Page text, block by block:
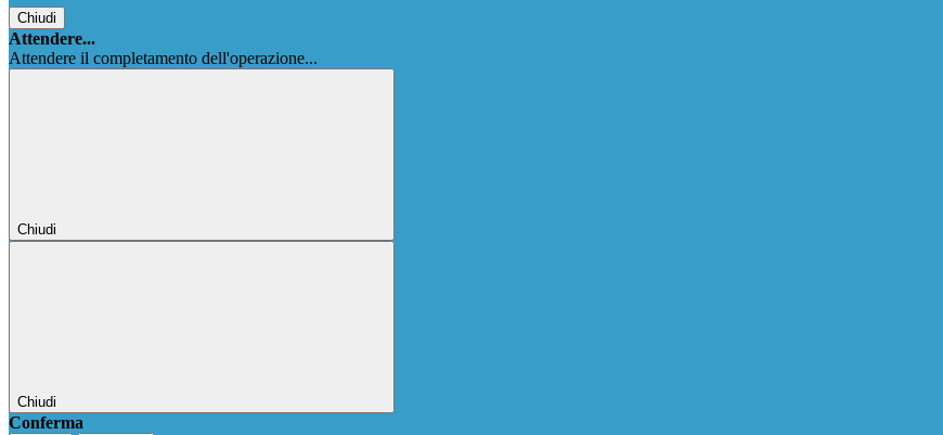
Chiudi
Attendere...
Attendere il completamento dell'operazione...
Chiudi
Chiudi
Conferma